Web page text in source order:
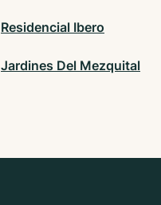
Residencial Ibero
Jardines Del Mezquital